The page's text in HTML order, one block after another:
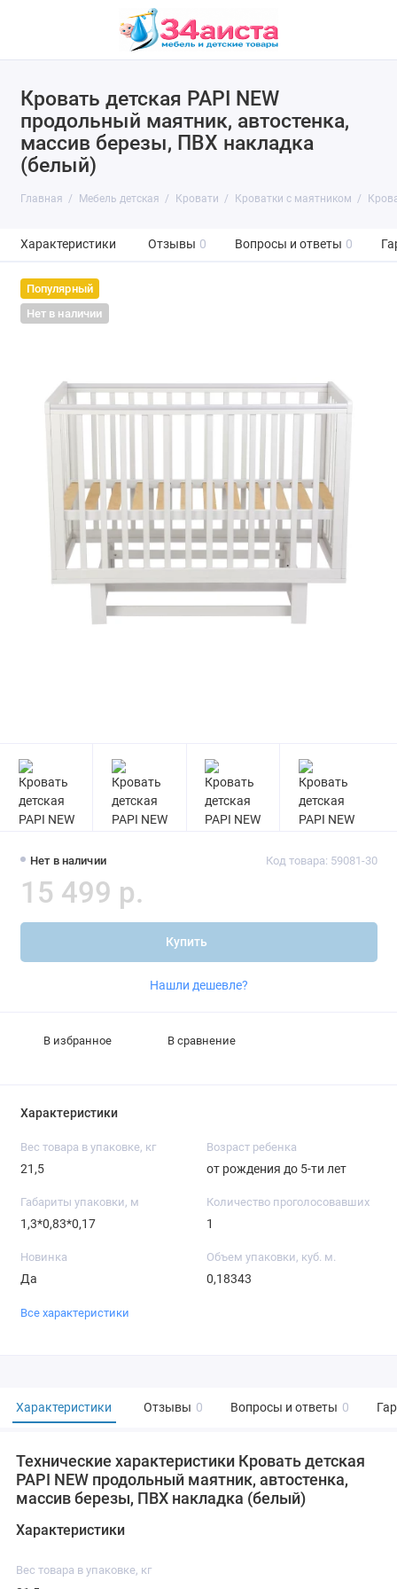
Кровать детская PAPI NEW
продольный маятник, автостенка,
массив березы, ПВХ накладка
(белый)
Главная Мебель детская Кровати Кроватки с маятником
Характеристики Отзывы 0 Вопросы и ответы 0
Популярный
Нет в наличии
Нет в наличии Код товара: 59081-30
15 499 р.
Купить
Нашли дешевле?
В избранное В сравнение
Характеристики
Вес товара в упаковке, кг
21,5
Возраст ребенка
от рождения до 5-ти лет
Габариты упаковки, м
1,3*0,83*0,17
Количество проголосовавших
1
Новинка
Да
Объем упаковки, куб. м.
0,18343
Все характеристики
Характеристики Отзывы 0 Вопросы и ответы 0
Технические характеристики Кровать детская
PAPI NEW продольный маятник, автостенка,
массив березы, ПВХ накладка (белый)
Характеристики
Вес товара в упаковке, кг